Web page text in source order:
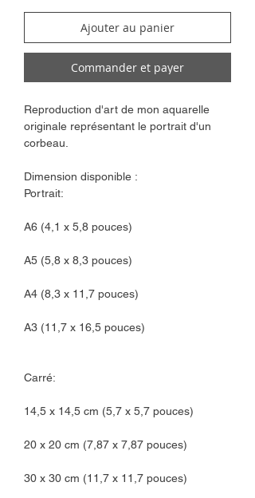
Ajouter au panier
Commander et payer
Reproduction d'art de mon aquarelle
originale représentant le portrait d'un
corbeau.
Dimension disponible :
Portrait:
A6 (4,1 x 5,8 pouces)
A5 (5,8 x 8,3 pouces)
A4 (8,3 x 11,7 pouces)
A3 (11,7 x 16,5 pouces)
Carré:
14,5 x 14,5 cm (5,7 x 5,7 pouces)
20 x 20 cm (7,87 x 7,87 pouces)
30 x 30 cm (11,7 x 11,7 pouces)